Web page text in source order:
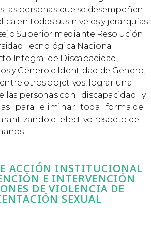
las personas que se desempeñen
en todos sus niveles y jerarquías.
Superior mediante Resolución
Tecnológica Nacional
Integral de Discapacidad,
y Género e Identidad de Género,
otros objetivos, lograr una
las personas con discapacidad y
para eliminar toda forma de
el efectivo respeto de
ACCIÓN INSTITUCIONAL
E INTERVENCIÓN
DE VIOLENCIA DE
SEXUAL